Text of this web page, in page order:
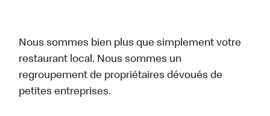
Nous sommes bien plus que simplement votre
restaurant local. Nous sommes un
regroupement de propriétaires dévoués de
petites entreprises.